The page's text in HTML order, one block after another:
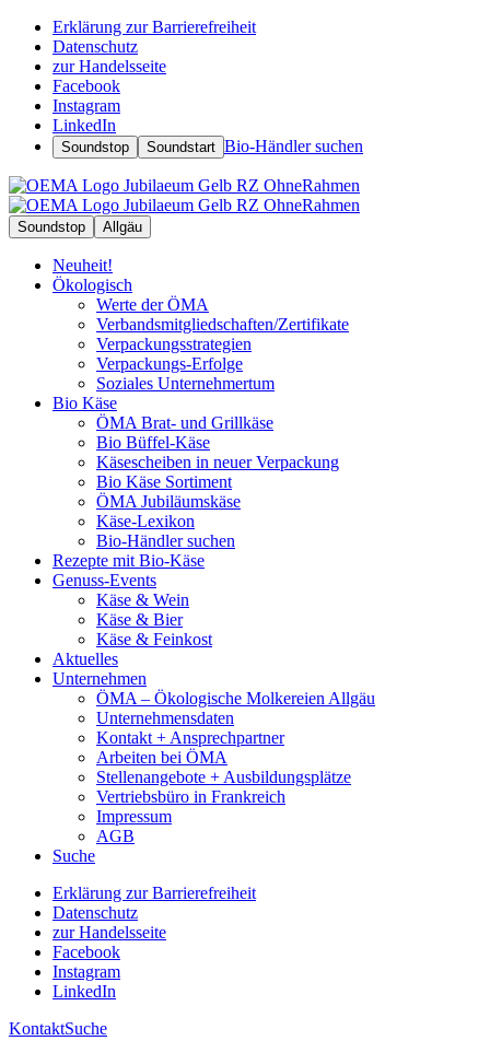
Erklärung zur Barrierefreiheit
Datenschutz
zur Handelsseite
Facebook
Instagram
LinkedIn
Soundstop Soundstart Bio-Händler suchen
Soundstop Allgäu
Neuheit!
Ökologisch
Werte der ÖMA
Verbandsmitgliedschaften/Zertifikate
Verpackungsstrategien
Verpackungs-Erfolge
Soziales Unternehmertum
Bio Käse
ÖMA Brat- und Grillkäse
Bio Büffel-Käse
Käsescheiben in neuer Verpackung
Bio Käse Sortiment
ÖMA Jubiläumskäse
Käse-Lexikon
Bio-Händler suchen
Rezepte mit Bio-Käse
Genuss-Events
Käse & Wein
Käse & Bier
Käse & Feinkost
Aktuelles
Unternehmen
ÖMA – Ökologische Molkereien Allgäu
Unternehmensdaten
Kontakt + Ansprechpartner
Arbeiten bei ÖMA
Stellenangebote + Ausbildungsplätze
Vertriebsbüro in Frankreich
Impressum
AGB
Suche
Erklärung zur Barrierefreiheit
Datenschutz
zur Handelsseite
Facebook
Instagram
LinkedIn
KontaktSuche